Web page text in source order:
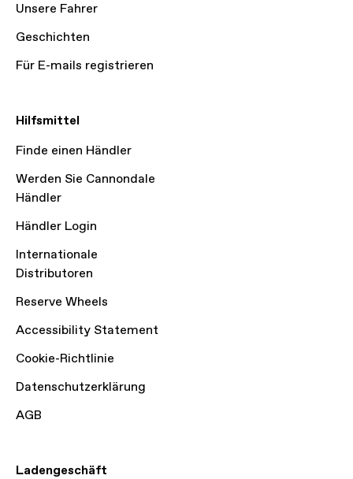
Unsere Fahrer
Geschichten
Für E-mails registrieren
Hilfsmittel
Finde einen Händler
Werden Sie Cannondale
Händler
Händler Login
Internationale
Distributoren
Reserve Wheels
Accessibility Statement
Cookie-Richtlinie
Datenschutzerklärung
AGB
Ladengeschäft